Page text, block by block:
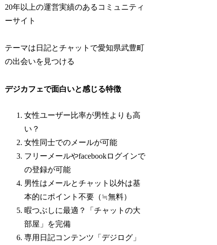
20年以上の運営実績のあるコミュニティ
ーサイト
テーマは日記とチャットで愛知県武豊町
の出会いを見つける
デジカフェで面白いと感じる特徴
女性ユーザー比率が男性よりも高
い？
女性同士でのメールが可能
フリーメールやfacebookログインで
の登録が可能
男性はメールとチャット以外は基
本的にポイント不要（≒無料）
暇つぶしに最適？「チャットの大
部屋」を完備
専用日記コンテンツ「デジログ」